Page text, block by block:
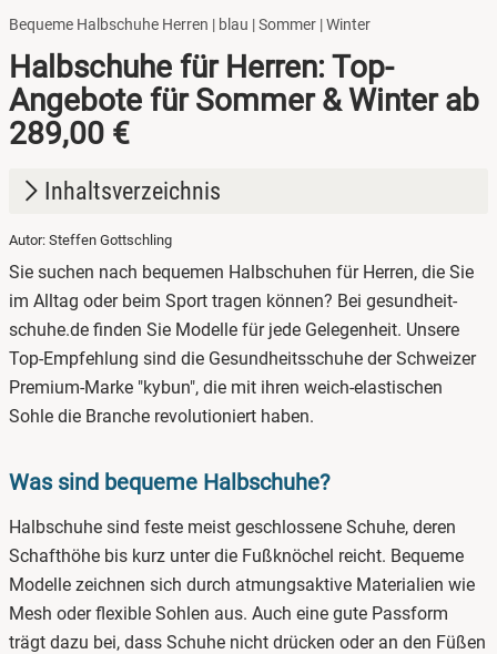
Bequeme Halbschuhe Herren | blau | Sommer | Winter
Halbschuhe für Herren: Top-
Angebote für Sommer & Winter ab
289,00 €
Inhaltsverzeichnis
1. Was sind bequeme Halbschuhe?
2. Halbschuhe für Herren online kaufen
3. Halbschuhe für Sommer
4. Halbschuhe für den Winter
Autor: Steffen Gottschling
Sie suchen nach bequemen Halbschuhen für Herren, die Sie
im Alltag oder beim Sport tragen können? Bei gesundheit-
schuhe.de finden Sie Modelle für jede Gelegenheit. Unsere
Top-Empfehlung sind die Gesundheitsschuhe der Schweizer
Premium-Marke "kybun", die mit ihren weich-elastischen
Sohle die Branche revolutioniert haben.
Was sind bequeme Halbschuhe?
Halbschuhe sind feste meist geschlossene Schuhe, deren
Schafthöhe bis kurz unter die Fußknöchel reicht. Bequeme
Modelle zeichnen sich durch atmungsaktive Materialien wie
Mesh oder flexible Sohlen aus. Auch eine gute Passform
trägt dazu bei, dass Schuhe nicht drücken oder an den Füßen